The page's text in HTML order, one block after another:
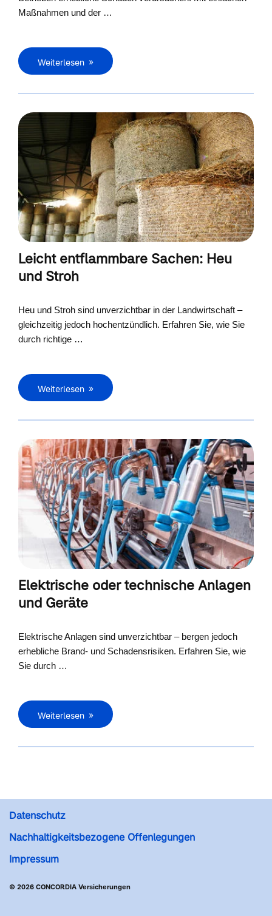
Maßnahmen und der …
Weiterlesen
Leicht entflammbare Sachen: Heu
und Stroh
Heu und Stroh sind unverzichtbar in der Landwirtschaft –
gleichzeitig jedoch hochentzündlich. Erfahren Sie, wie Sie
durch richtige …
Weiterlesen
Elektrische oder technische Anlagen
und Geräte
Elektrische Anlagen sind unverzichtbar – bergen jedoch
erhebliche Brand- und Schadensrisiken. Erfahren Sie, wie
Sie durch …
Weiterlesen
Datenschutz
Nachhaltigkeitsbezogene Offenlegungen
Impressum
© 2026 CONCORDIA Versicherungen